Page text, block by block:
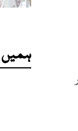
ہمیں